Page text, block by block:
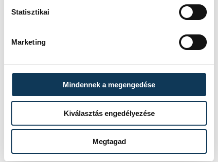
Statisztikai
Marketing
Mindennek a megengedése
Kiválasztás engedélyezése
Megtagad
Centrum SE
SZERZŐ
vehir.hu